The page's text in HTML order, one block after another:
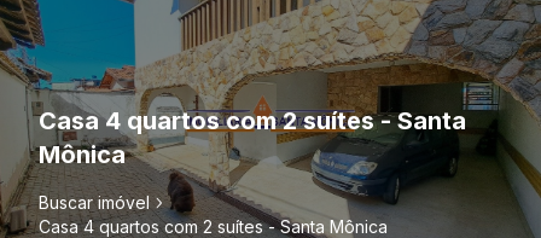
Casa 4 quartos com 2 suítes - Santa
Mônica
Buscar imóvel
Casa 4 quartos com 2 suítes - Santa Mônica